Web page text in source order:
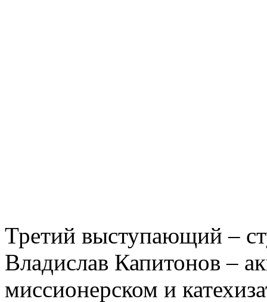
Третий выступающий –
Владислав Капитонов –
миссионерском и